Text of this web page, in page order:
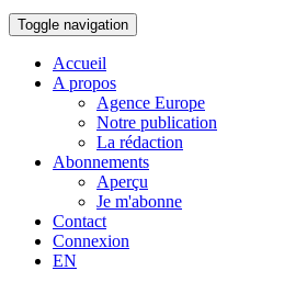
Toggle navigation
Accueil
A propos
Agence Europe
Notre publication
La rédaction
Abonnements
Aperçu
Je m'abonne
Contact
Connexion
EN